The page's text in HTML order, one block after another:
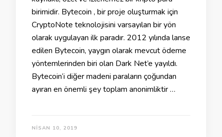
birimidir. Bytecoin , bir proje oluşturmak için
CryptoNote teknolojisini varsayılan bir yön
olarak uygulayan ilk paradır. 2012 yılında lanse
edilen Bytecoin, yaygın olarak mevcut ödeme
yöntemlerinden biri olan Dark Net’e yayıldı.
Bytecoin‘i diğer madeni paraların çoğundan
ayıran en önemli şey toplam anonimliktir …
NISAN 10, 2019